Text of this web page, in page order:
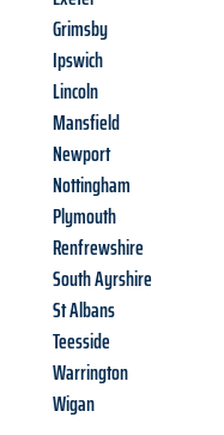
Grimsby
Ipswich
Lincoln
Mansfield
Newport
Nottingham
Plymouth
Renfrewshire
South Ayrshire
St Albans
Teesside
Warrington
Wigan